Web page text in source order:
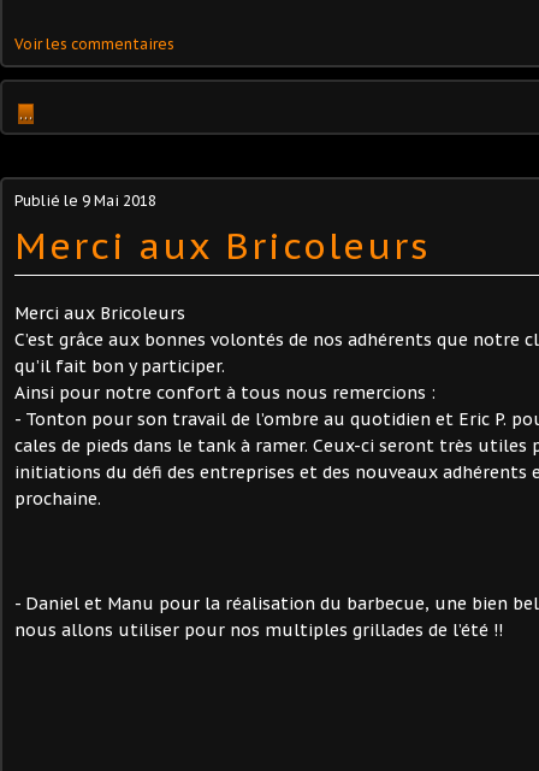
Voir les commentaires
…
Publié le 9 Mai 2018
Merci aux Bricoleurs
Merci aux Bricoleurs
C’est grâce aux bonnes volontés de nos adhérents que notre
qu’il fait bon y participer.
Ainsi pour notre confort à tous nous remercions :
- Tonton pour son travail de l’ombre au quotidien et Eric P.
cales de pieds dans le tank à ramer. Ceux-ci seront très
initiations du défi des entreprises et des nouveaux adhérents
prochaine.
- Daniel et Manu pour la réalisation du barbecue, une bien
nous allons utiliser pour nos multiples grillades de l’été !!